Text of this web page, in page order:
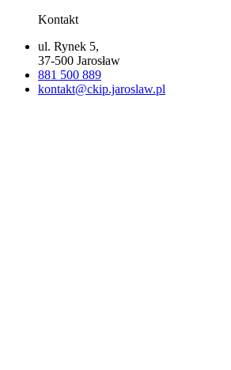
Kontakt
ul. Rynek 5,
37-500 Jarosław
881 500 889
kontakt@ckip.jaroslaw.pl